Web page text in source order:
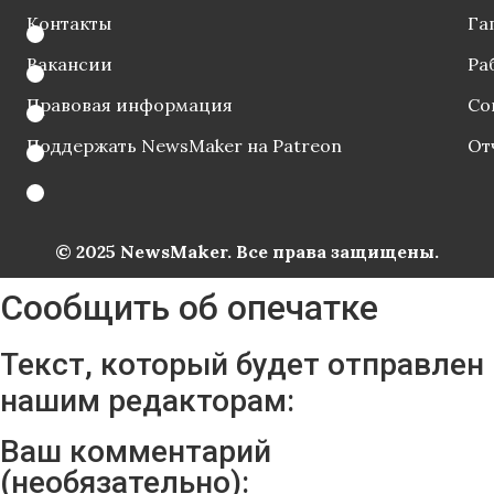
Контакты
Вакансии
Правовая информация
Поддержать NewsMaker на Patreon
© 2025 NewsMaker. Все права защищены.
Сообщить об опечатке
Текст, который будет отправлен
нашим редакторам:
Ваш комментарий
(необязательно):